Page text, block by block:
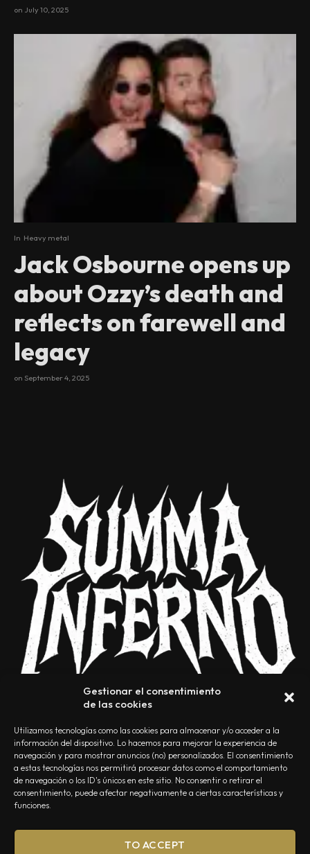
Gestionar el consentimiento
de las cookies
Utilizamos tecnologías como las cookies para almacenar y/o acceder a la
información del dispositivo. Lo hacemos para mejorar la experiencia de
navegación y para mostrar anuncios (no) personalizados. El consentimiento
a estas tecnologías nos permitirá procesar datos como el comportamiento
de navegación o los ID's únicos en este sitio. No consentir o retirar el
consentimiento, puede afectar negativamente a ciertas características y
funciones.
TO ACCEPT
on July 10, 2025
In Heavy metal
Jack Osbourne opens up
about Ozzy’s death and
reflects on farewell and
legacy
on September 4, 2025
NOSOTROS CONTACTO EDITORIAL POLÍTICA DE PRIVACIDAD